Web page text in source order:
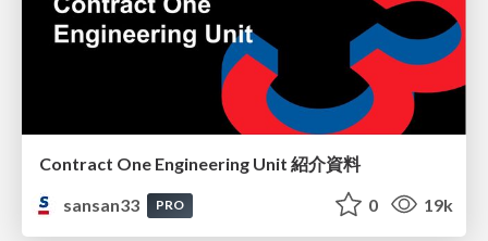
Contract One Engineering Unit 紹介資料
sansan33
PRO 0 19k